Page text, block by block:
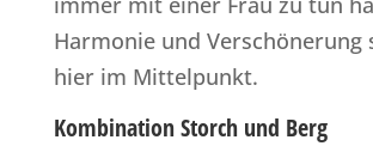
Harmonie und Verschönerung
hier im Mittelpunkt.
Kombination Storch und Berg